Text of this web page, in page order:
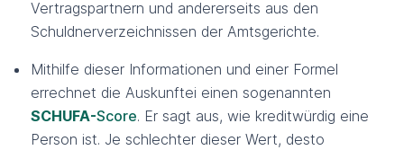
Vertragspartnern und andererseits aus den
Schuldnerverzeichnissen der Amtsgerichte.
Mithilfe dieser Informationen und einer Formel
errechnet die Auskunftei einen sogenannten
SCHUFA-Score. Er sagt aus, wie kreditwürdig eine
Person ist. Je schlechter dieser Wert, desto